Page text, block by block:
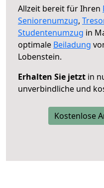
Allzeit bereit für Ihren
Seniorenumzug,
Studentenumzug in
optimale Beiladung
Lobenstein.
Erhalten Sie jetzt in
unverbindliche und
Kostenlose